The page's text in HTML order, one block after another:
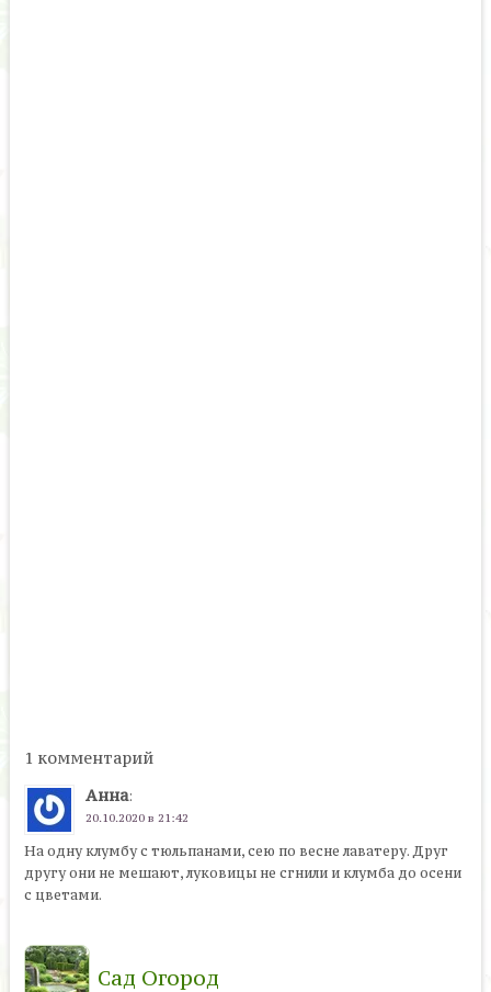
1 комментарий
Анна:
20.10.2020 в 21:42
На одну клумбу с тюльпанами, сею по весне лаватеру. Друг
другу они не мешают, луковицы не сгнили и клумба до осени
с цветами.
Сад Огород